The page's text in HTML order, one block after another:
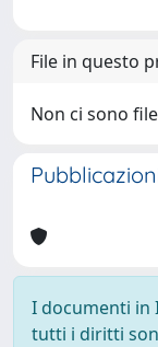
File in questo
Non ci sono
I documenti in
tutti i diritti